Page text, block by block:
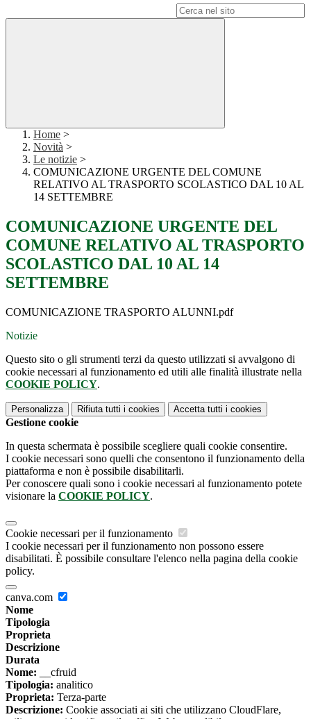
Home >
Novità >
Le notizie >
COMUNICAZIONE URGENTE DEL COMUNE
RELATIVO AL TRASPORTO SCOLASTICO DAL 10 AL
14 SETTEMBRE
COMUNICAZIONE URGENTE DEL
COMUNE RELATIVO AL TRASPORTO
SCOLASTICO DAL 10 AL 14
SETTEMBRE
COMUNICAZIONE TRASPORTO ALUNNI.pdf
Notizie
Questo sito o gli strumenti terzi da questo utilizzati si avvalgono di
cookie necessari al funzionamento ed utili alle finalità illustrate nella
COOKIE POLICY.
Personalizza Rifiuta tutti i cookies Accetta tutti i cookies
Gestione cookie
In questa schermata è possibile scegliere quali cookie consentire.
I cookie necessari sono quelli che consentono il funzionamento della
piattaforma e non è possibile disabilitarli.
Per conoscere quali sono i cookie necessari al funzionamento potete
visionare la COOKIE POLICY.
Cookie necessari per il funzionamento
I cookie necessari per il funzionamento non possono essere
disabilitati. È possibile consultare l'elenco nella pagina della cookie
policy.
canva.com
Nome
Tipologia
Proprieta
Descrizione
Durata
Nome: __cfruid
Tipologia: analitico
Proprieta: Terza-parte
Descrizione: Cookie associati ai siti che utilizzano CloudFlare,